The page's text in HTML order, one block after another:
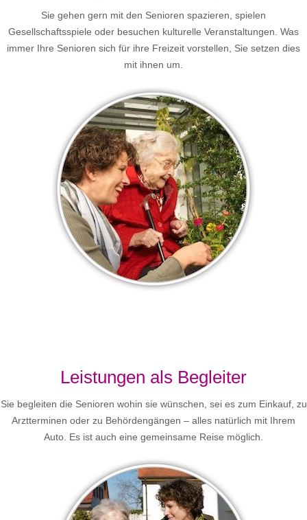
Sie gehen gern mit den Senioren spazieren, spielen
Gesellschaftsspiele oder besuchen kulturelle Veranstaltungen. Was
immer Ihre Senioren sich für ihre Freizeit vorstellen, Sie setzen dies
mit ihnen um.
Leistungen als Begleiter
Sie begleiten die Senioren wohin sie wünschen, sei es zum Einkauf, zu
Arztterminen oder zu Behördengängen – alles natürlich mit Ihrem
Auto. Es ist auch eine gemeinsame Reise möglich.